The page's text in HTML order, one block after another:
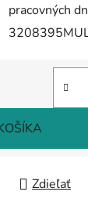
pracovných
Zdieľať